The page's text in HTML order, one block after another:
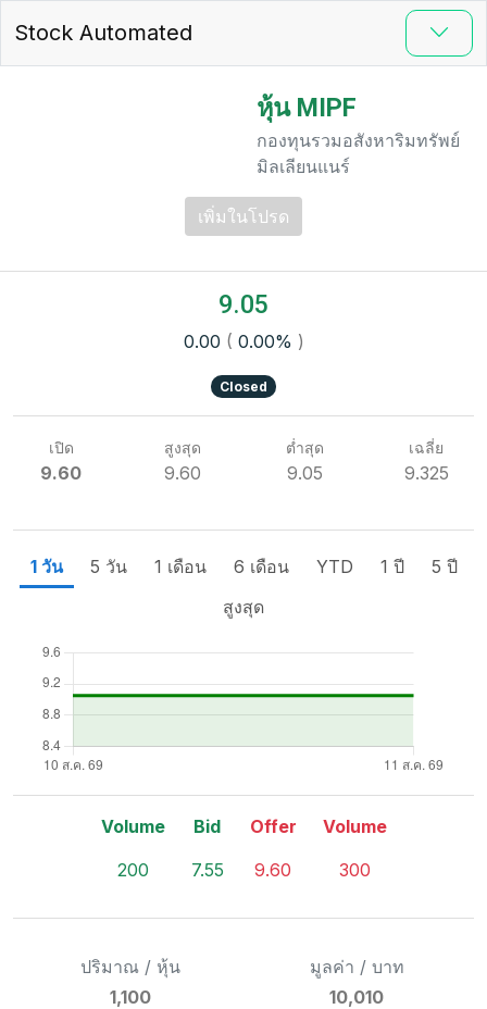
Stock Automated
หุ้น MIPF
กองทุนรวมอสังหาริมทรัพย์
มิลเลียนแนร์
เพิ่มในโปรด
9.05
0.00 ( 0.00% )
Closed
เปิด
9.60
สูงสุด
9.60
ต่ำสุด
9.05
เฉลี่ย
9.325
1 วัน 5 วัน 1 เดือน 6 เดือน YTD 1 ปี
5 ปี
สูงสุด
Volume
200
Bid
7.55
Offer
9.60
Volume
300
ปริมาณ / หุ้น
1,100
มูลค่า / บาท
10,010